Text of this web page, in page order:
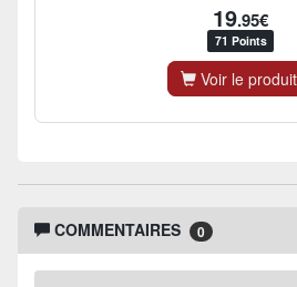
19.95€
71 Points
Voir le produit
COMMENTAIRES 0